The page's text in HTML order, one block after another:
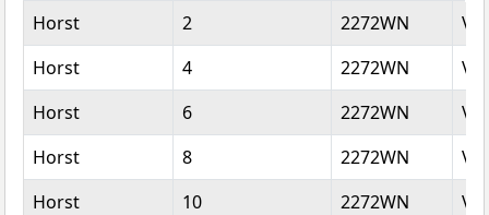
Straatnaam
Huisnummer Postcode
Horst 2 2272WN
Horst
4 2272WN
Horst
6 2272WN
Horst
8 2272WN
Horst
10 2272WN